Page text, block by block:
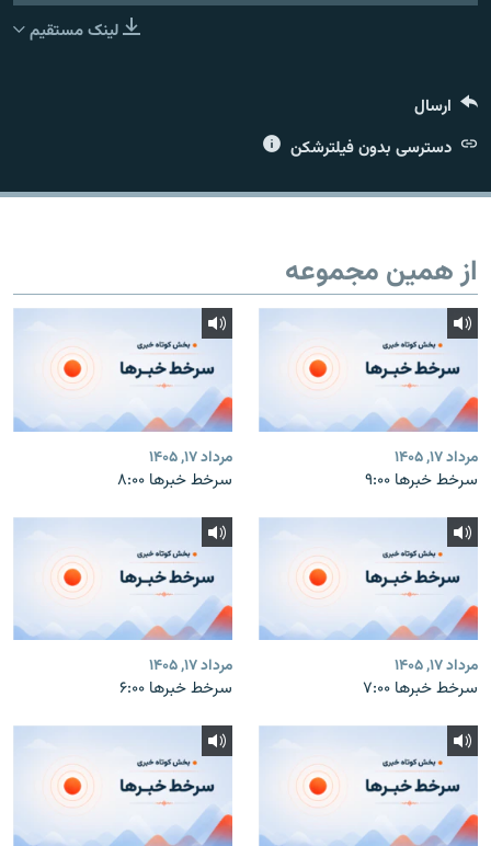
لینک مستقیم
ارسال
دسترسی بدون فیلترشکن
از همین مجموعه
مرداد ۱۷, ۱۴۰۵
سرخط خبرها ۹:۰۰
مرداد ۱۷, ۱۴۰۵
سرخط خبرها ۸:۰۰
مرداد ۱۷, ۱۴۰۵
سرخط خبرها ۷:۰۰
مرداد ۱۷, ۱۴۰۵
سرخط خبرها ۶:۰۰